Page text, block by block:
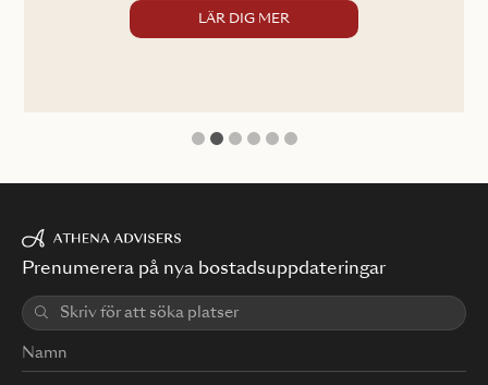
1 2 3
LÄR DIG MER
Prenumerera på nya bostadsuppdateringar